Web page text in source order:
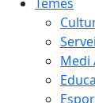
Medi